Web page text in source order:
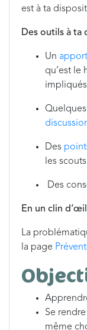
est à ta
Des outils à ta
Un
qu’est le
impliqués
Des
les
Des
En un clin d’œil
La
la page
Se
même